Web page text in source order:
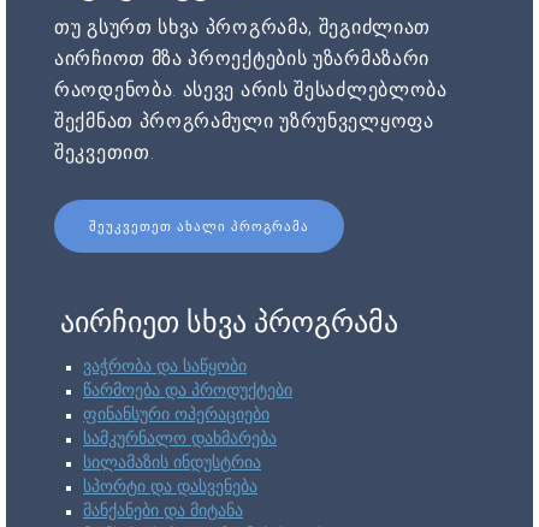
თუ გსურთ სხვა პროგრამა, შეგიძლიათ
აირჩიოთ მზა პროექტების უზარმაზარი
რაოდენობა. ასევე არის შესაძლებლობა
შექმნათ პროგრამული უზრუნველყოფა
შეკვეთით.
ᲨᲔᲣᲙᲕᲔᲗᲔᲗ ᲐᲮᲐᲚᲘ ᲞᲠᲝᲒᲠᲐᲛᲐ
აირჩიეთ სხვა პროგრამა
ვაჭრობა და საწყობი
წარმოება და პროდუქტები
ფინანსური ოპერაციები
სამკურნალო დახმარება
სილამაზის ინდუსტრია
სპორტი და დასვენება
მანქანები და მიტანა